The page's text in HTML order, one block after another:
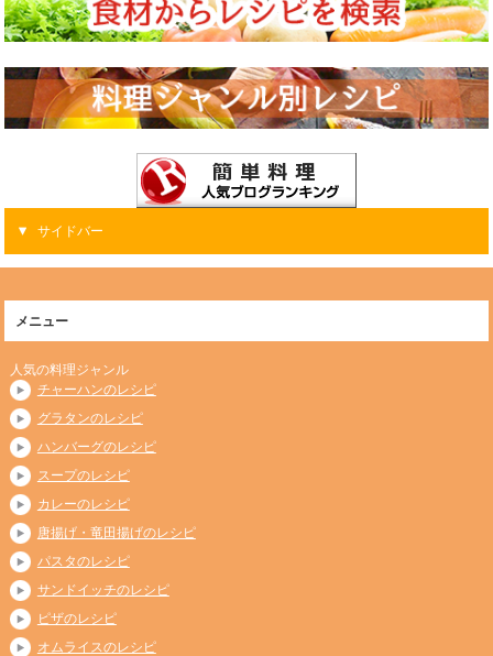
サイドバー
メニュー
人気の料理ジャンル
チャーハンのレシピ
グラタンのレシピ
ハンバーグのレシピ
スープのレシピ
カレーのレシピ
唐揚げ・竜田揚げのレシピ
パスタのレシピ
サンドイッチのレシピ
ピザのレシピ
オムライスのレシピ